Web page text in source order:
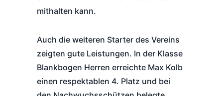
mithalten kann.
Auch die weiteren Starter des Vereins
zeigten gute Leistungen. In der Klasse
Blankbogen Herren erreichte Max Kolb
einen respektablen 4. Platz und bei